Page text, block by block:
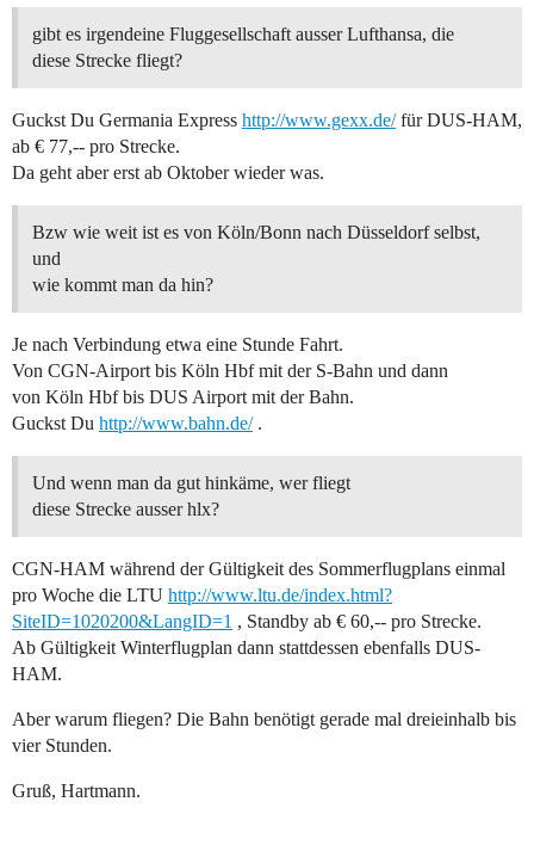
gibt es irgendeine Fluggesellschaft ausser Lufthansa, die
diese Strecke fliegt?
Guckst Du Germania Express http://www.gexx.de/für DUS-HAM,
ab € 77,-- pro Strecke.
Da geht aber erst ab Oktober wieder was.
Bzw wie weit ist es von Köln/Bonn nach Düsseldorf selbst,
und
wie kommt man da hin?
Je nach Verbindung etwa eine Stunde Fahrt.
Von CGN-Airport bis Köln Hbf mit der S-Bahn und dann
von Köln Hbf bis DUS Airport mit der Bahn.
Guckst Du http://www.bahn.de/.
Und wenn man da gut hinkäme, wer fliegt
diese Strecke ausser hlx?
CGN-HAM während der Gültigkeit des Sommerflugplans einmal
pro Woche die LTU http://www.ltu.de/index.html?
SiteID=1020200&LangID=1 , Standby ab € 60,-- pro Strecke.
Ab Gültigkeit Winterflugplan dann stattdessen ebenfalls DUS-
HAM.
Aber warum fliegen? Die Bahn benötigt gerade mal dreieinhalb bis
vier Stunden.
Gruß, Hartmann.